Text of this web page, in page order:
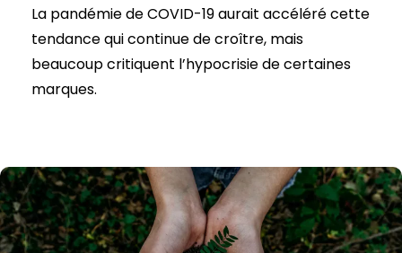
La pandémie de COVID-19 aurait accéléré cette
tendance qui continue de croître, mais
beaucoup critiquent l’hypocrisie de certaines
marques.